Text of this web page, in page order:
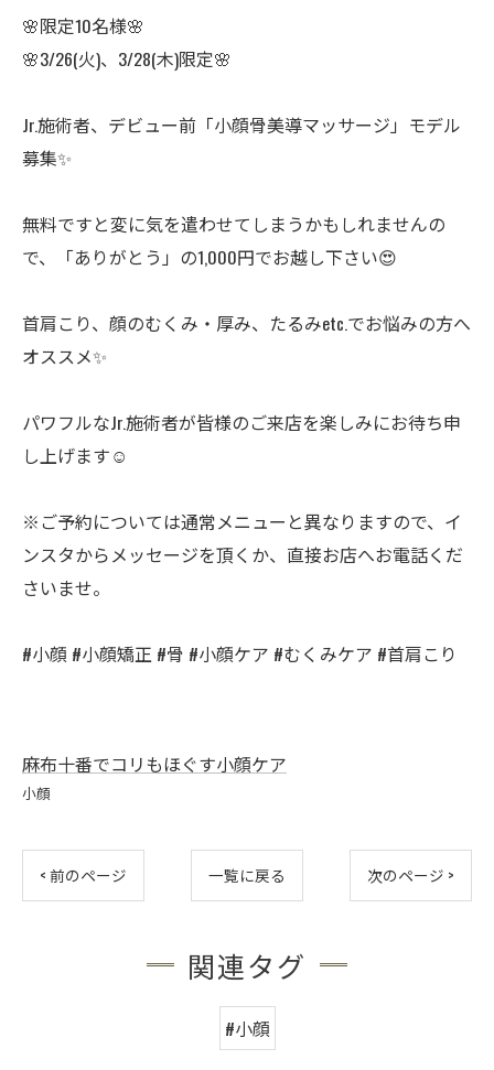
🌸限定10名様🌸
🌸3/26(火)、3/28(木)限定🌸
Jr.施術者、デビュー前「小顔骨美導マッサージ」モデル
募集✨
無料ですと変に気を遣わせてしまうかもしれませんの
で、「ありがとう」の1,000円でお越し下さい😍
首肩こり、顔のむくみ・厚み、たるみetc.でお悩みの方へ
オススメ✨
パワフルなJr.施術者が皆様のご来店を楽しみにお待ち申
し上げます☺️
※ご予約については通常メニューと異なりますので、イ
ンスタからメッセージを頂くか、直接お店へお電話くだ
さいませ。
#小顔 #小顔矯正 #骨 #小顔ケア #むくみケア #首肩こり
麻布十番でコリもほぐす小顔ケア
小顔
< 前のページ 一覧に戻る 次のページ >
関連タグ
#小顔